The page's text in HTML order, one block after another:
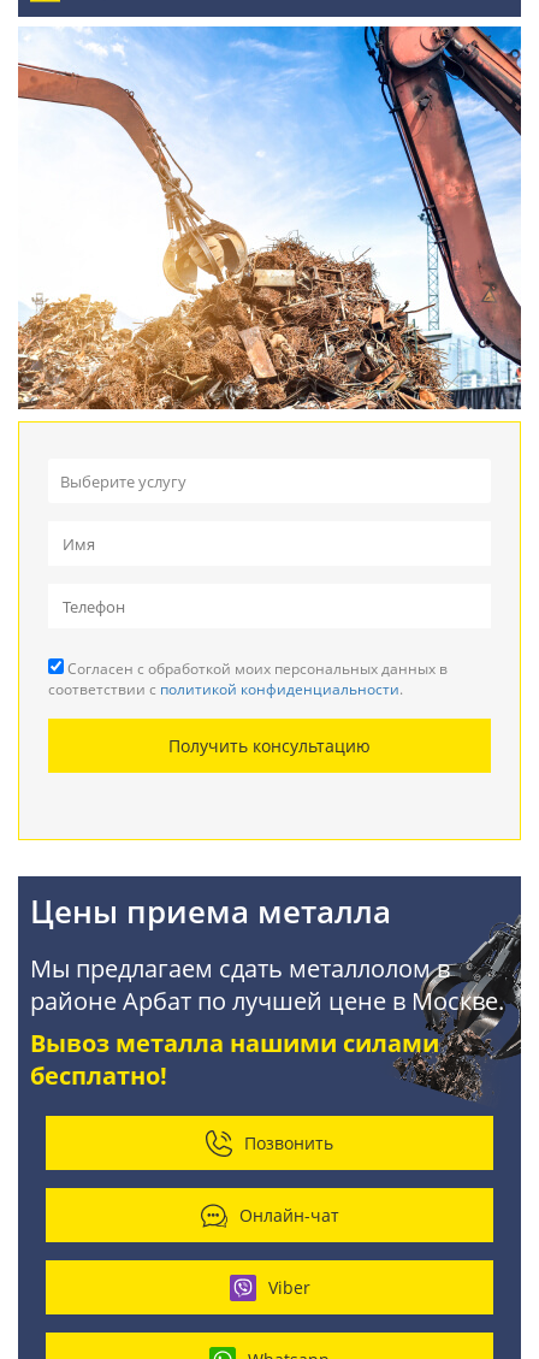
Выберите услугу
Прием кабеля
Резка металла
Демонтаж металлоконструкций
Покупка АКБ
Согласен с обработкой моих персональных данных в
соответствии с политикой конфиденциальности.
Получить консультацию
Цены приема металла
Мы предлагаем сдать металлолом в
районе Арбат по лучшей цене в Москве.
Вывоз металла нашими силами
бесплатно!
Позвонить
Онлайн-чат
Viber